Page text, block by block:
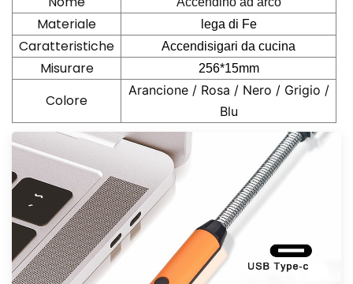
Materiale lega di Fe
Caratteristiche Accendisigari da cucina
Misurare 256*15mm
Colore
Arancione / Rosa / Nero / Grigio /
Blu